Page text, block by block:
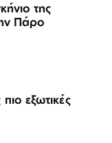
της
Πάρο
εξωτικές